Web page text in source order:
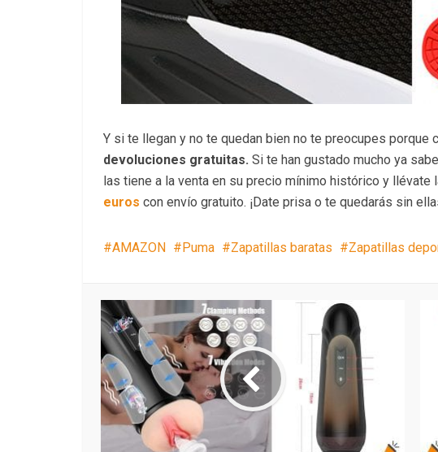
Y si te llegan y no te quedan bien no te preocupes porque
devoluciones gratuitas. Si te han gustado mucho ya
las tiene a la venta en su precio mínimo histórico y llévate
euros con envío gratuito. ¡Date prisa o te quedarás sin
AMAZON Puma Zapatillas baratas Zapatillas